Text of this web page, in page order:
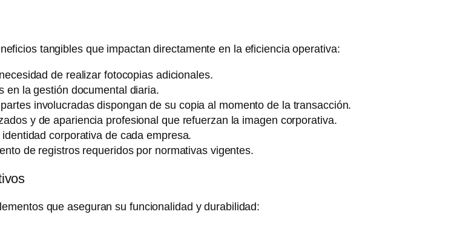
tangibles que impactan directamente en la eficiencia operativa:
de realizar fotocopias adicionales.
en la gestión documental diaria.
involucradas dispongan de su copia al momento de la transacción.
y de apariencia profesional que refuerzan la imagen corporativa.
corporativa de cada empresa.
de registros requeridos por normativas vigentes.
que aseguran su funcionalidad y durabilidad: